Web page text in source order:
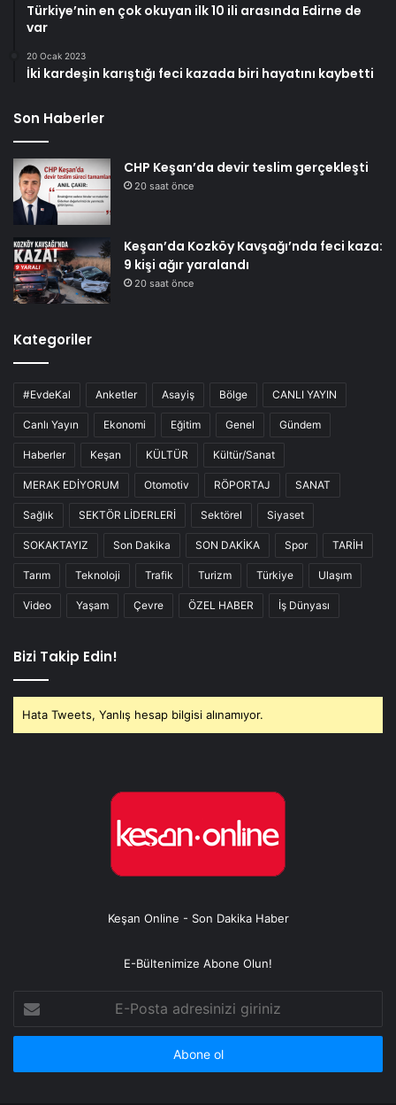
Türkiye’nin en çok okuyan ilk 10 ili arasında Edirne de
var
20 Ocak 2023
İki kardeşin karıştığı feci kazada biri hayatını kaybetti
Son Haberler
CHP Keşan’da devir teslim gerçekleşti
20 saat önce
Keşan’da Kozköy Kavşağı’nda feci kaza:
9 kişi ağır yaralandı
20 saat önce
Kategoriler
#EvdeKal Anketler Asayiş Bölge CANLI YAYIN
Canlı Yayın Ekonomi Eğitim Genel Gündem
Haberler Keşan KÜLTÜR Kültür/Sanat
MERAK EDİYORUM Otomotiv RÖPORTAJ SANAT
Sağlık SEKTÖR LİDERLERİ Sektörel Siyaset
SOKAKTAYIZ Son Dakika SON DAKİKA Spor TARİH
Tarım Teknoloji Trafik Turizm Türkiye Ulaşım
Video Yaşam Çevre ÖZEL HABER İş Dünyası
Bizi Takip Edin!
Hata Tweets, Yanlış hesap bilgisi alınamıyor.
Keşan Online - Son Dakika Haber
E-Bültenimize Abone Olun!
Posta
adresinizi